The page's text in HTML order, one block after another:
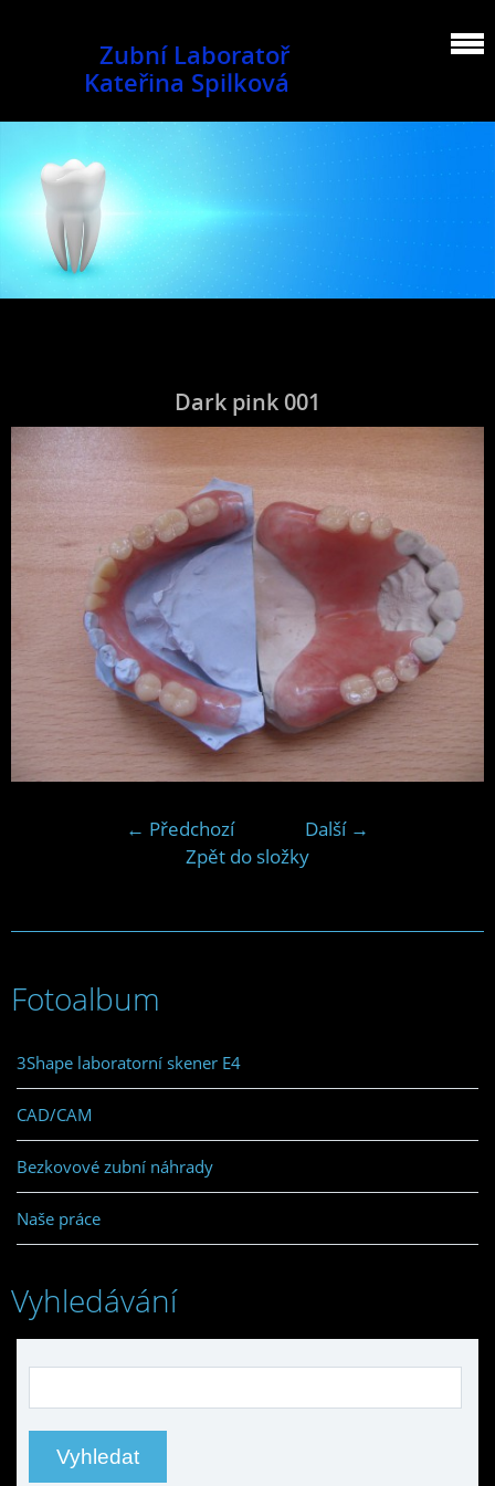
Zubní Laboratoř
Kateřina Spilková
Dark pink 001
← Předchozí
Další →
Zpět do složky
Fotoalbum
3Shape laboratorní skener E4
CAD/CAM
Bezkovové zubní náhrady
Naše práce
Vyhledávání